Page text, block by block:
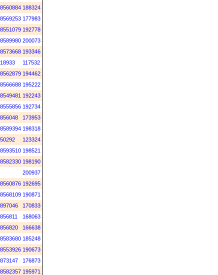
188324
177983
192778
200073
193346
117532
194462
195222
192243
192734
173953
198318
123324
198521
198190
200937
192695
190871
170833
168063
166638
185248
190673
176873
195971